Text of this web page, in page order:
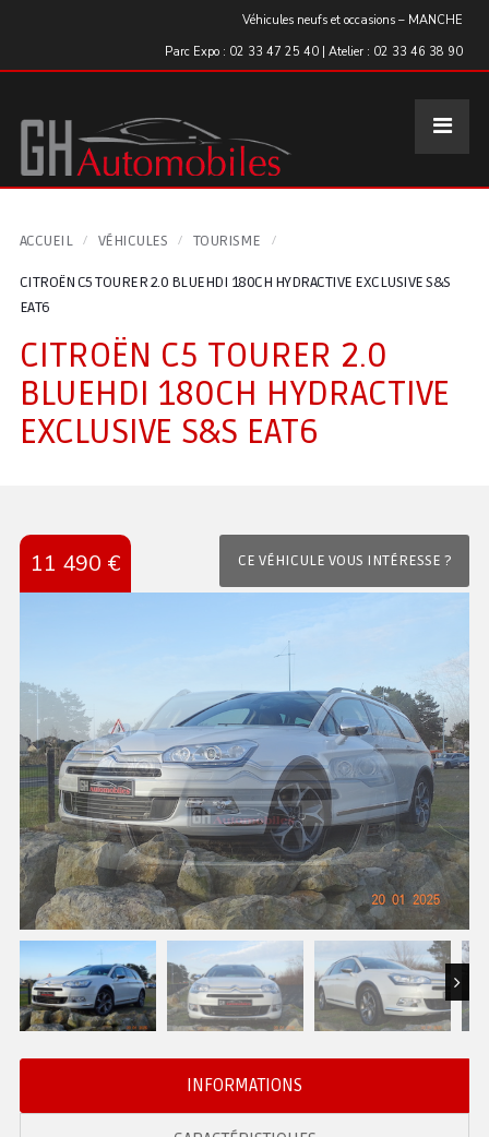
Véhicules neufs et occasions – MANCHE
Parc Expo : 02 33 47 25 40 | Atelier : 02 33 46 38 90
ACCUEIL VÉHICULES TOURISME
CITROËN C5 TOURER 2.0 BLUEHDI 180CH HYDRACTIVE EXCLUSIVE S&S
EAT6
CITROËN C5 TOURER 2.0
BLUEHDI 180CH HYDRACTIVE
EXCLUSIVE S&S EAT6
11 490 € CE VÉHICULE VOUS INTÉRESSE ?
Next
INFORMATIONS
Panneau de gestion des cookies